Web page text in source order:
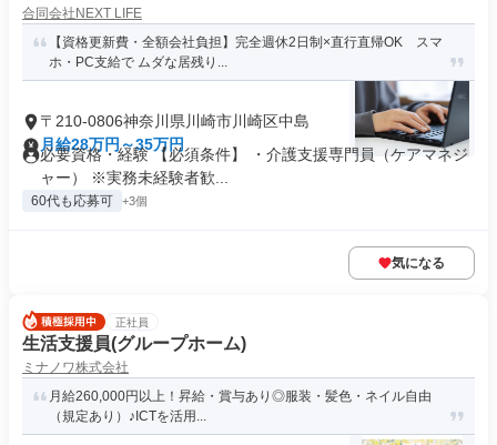
合同会社NEXT LIFE
【資格更新費・全額会社負担】完全週休2日制×直行直帰OK スマ
ホ・PC支給で ムダな居残り...
〒210-0806神奈川県川崎市川崎区中島
月給28万円～35万円
必要資格・経験 【必須条件】 ・介護支援専門員（ケアマネジ
ャー） ※実務未経験者歓...
60代も応募可 +3個
気になる
正社員
生活支援員(グループホーム)
ミナノワ株式会社
月給260,000円以上！昇給・賞与あり◎服装・髪色・ネイル自由
（規定あり）♪ICTを活用...